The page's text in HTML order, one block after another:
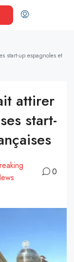
start-up espagnoles et
attirer
start-
0